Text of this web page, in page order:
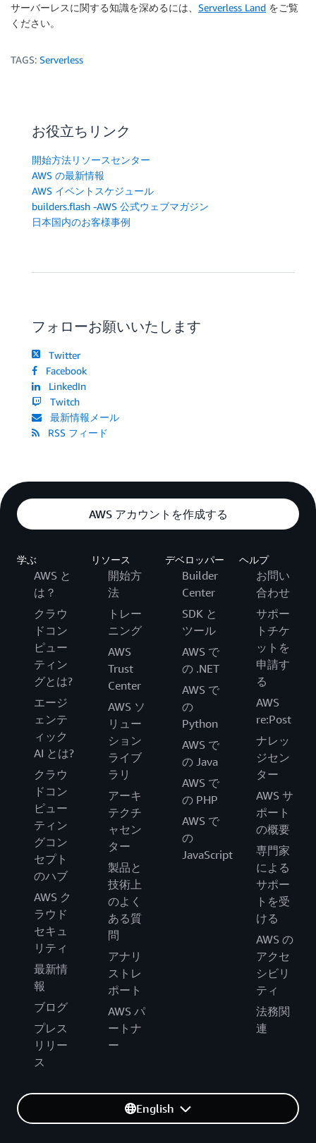
サーバーレスに関する知識を深めるには、 Serverless Land をご覧
ください。
TAGS: Serverless
お役立ちリンク
開始方法リソースセンター
AWS の最新情報
AWS イベントスケジュール
builders.flash -AWS 公式ウェブマガジン
日本国内のお客様事例
フォローお願いいたします
Twitter
Facebook
LinkedIn
Twitch
最新情報メール
RSS フィード
AWS アカウントを作成する
学ぶ
AWS と
は？
クラウ
ドコン
ピュー
ティン
グとは?
エージ
ェンテ
ィック
AI とは?
クラウ
ドコン
ピュー
ティン
グコン
セプト
のハブ
AWS ク
ラウド
セキュ
リティ
最新情
報
ブログ
プレス
リリー
ス
リソース
開始方
法
トレー
ニング
AWS
Trust
Center
AWS ソ
リュー
ション
ライブ
ラリ
アーキ
テクチ
ャセン
ター
製品と
技術上
のよく
ある質
問
アナリ
ストレ
ポート
AWS パ
ートナ
ー
デベロッパー
Builder
Center
SDK と
ツール
AWS で
の .NET
AWS で
の
Python
AWS で
の Java
AWS で
の PHP
AWS で
の
JavaScript
ヘルプ
お問い
合わせ
サポー
トチケ
ットを
申請す
る
AWS
re:Post
ナレッ
ジセン
ター
AWS サ
ポート
の概要
専門家
による
サポー
トを受
ける
AWS の
アクセ
シビリ
ティ
法務関
連
English